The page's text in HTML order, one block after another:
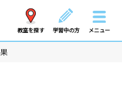
教室を探す 学習中の方 メニュー